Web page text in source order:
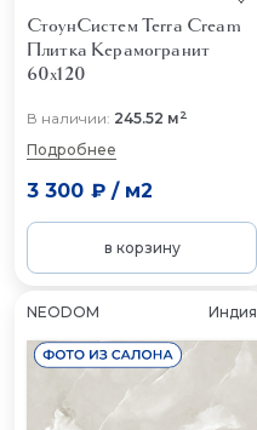
СтоунСистем Terra Cream
Плитка Керамогранит
60x120
В наличии: 245.52 м2
Подробнее
3 300 ₽/ м2
в корзину
NEODOM Индия